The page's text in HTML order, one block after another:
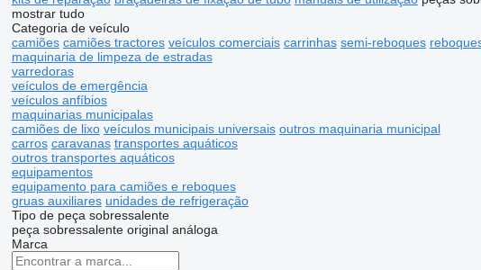
mostrar tudo
Categoria de veículo
camiões camiões tractores veículos comerciais carrinhas semi-reboques
maquinaria de limpeza de estradas
varredoras
veículos de emergência
veículos anfíbios
maquinarias municipalas
camiões de lixo veículos municipais universais outros maquinaria municipal
carros caravanas transportes aquáticos
outros transportes aquáticos
equipamentos
equipamento para camiões e reboques
gruas auxiliares unidades de refrigeração
Tipo de peça sobressalente
peça sobressalente original análoga
Marca